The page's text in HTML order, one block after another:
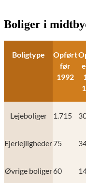
Boliger i
Boligtype
Opført
før
1992
Lejeboliger 1.715
Ejerlejligheder75
Øvrige boliger60